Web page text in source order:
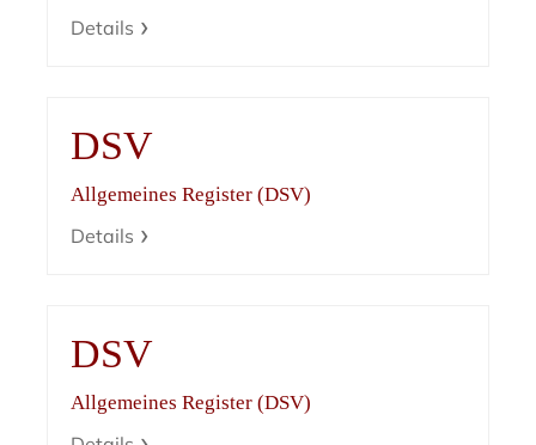
Details
DSV
Allgemeines Register (DSV)
Details
DSV
Allgemeines Register (DSV)